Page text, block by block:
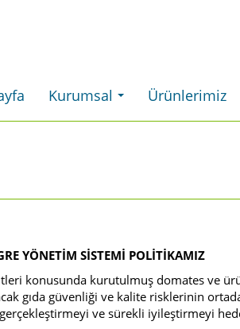
Kurumsal Ürünlerimiz
YÖNETİM SİSTEMİ POLİTİKAMIZ
konusunda kurutulmuş domates ve
güvenliği ve kalite risklerinin
ve sürekli iyileştirmeyi